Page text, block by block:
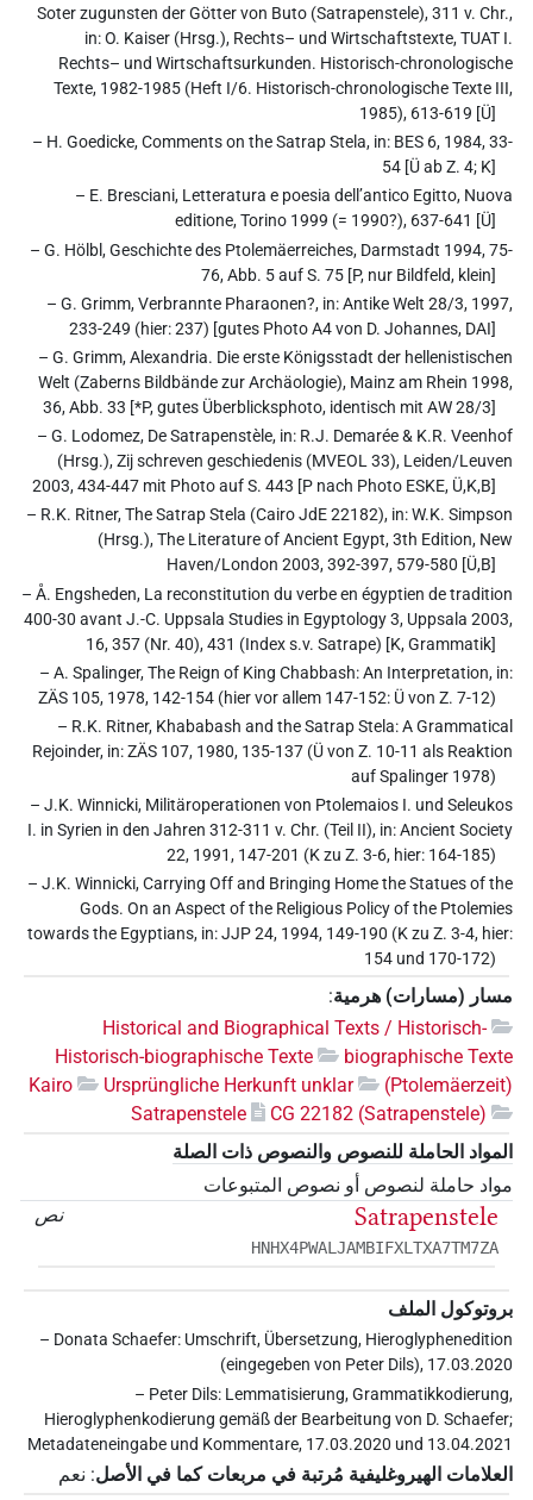
Soter zugunsten der Götter von Buto (Satrapenstele), 311 v. Chr.,
in: O. Kaiser (Hrsg.), Rechts– und Wirtschaftstexte, TUAT I.
Rechts– und Wirtschaftsurkunden. Historisch-chronologische
Texte, 1982-1985 (Heft I/6. Historisch-chronologische Texte III,
1985), 613-619 [Ü]
– H. Goedicke, Comments on the Satrap Stela, in: BES 6, 1984, 33-
54 [Ü ab Z. 4; K]
– E. Bresciani, Letteratura e poesia dell’antico Egitto, Nuova
editione, Torino 1999 (= 1990?), 637-641 [Ü]
– G. Hölbl, Geschichte des Ptolemäerreiches, Darmstadt 1994, 75-
76, Abb. 5 auf S. 75 [P, nur Bildfeld, klein]
– G. Grimm, Verbrannte Pharaonen?, in: Antike Welt 28/3, 1997,
233-249 (hier: 237) [gutes Photo A4 von D. Johannes, DAI]
– G. Grimm, Alexandria. Die erste Königsstadt der hellenistischen
Welt (Zaberns Bildbände zur Archäologie), Mainz am Rhein 1998,
36, Abb. 33 [*P, gutes Überblicksphoto, identisch mit AW 28/3]
– G. Lodomez, De Satrapenstèle, in: R.J. Demarée & K.R. Veenhof
(Hrsg.), Zij schreven geschiedenis (MVEOL 33), Leiden/Leuven
2003, 434-447 mit Photo auf S. 443 [P nach Photo ESKE, Ü,K,B]
– R.K. Ritner, The Satrap Stela (Cairo JdE 22182), in: W.K. Simpson
(Hrsg.), The Literature of Ancient Egypt, 3th Edition, New
Haven/London 2003, 392-397, 579-580 [Ü,B]
– Å. Engsheden, La reconstitution du verbe en égyptien de tradition
400-30 avant J.-C. Uppsala Studies in Egyptology 3, Uppsala 2003,
16, 357 (Nr. 40), 431 (Index s.v. Satrape) [K, Grammatik]
– A. Spalinger, The Reign of King Chabbash: An Interpretation, in:
ZÄS 105, 1978, 142-154 (hier vor allem 147-152: Ü von Z. 7-12)
– R.K. Ritner, Khababash and the Satrap Stela: A Grammatical
Rejoinder, in: ZÄS 107, 1980, 135-137 (Ü von Z. 10-11 als Reaktion
auf Spalinger 1978)
– J.K. Winnicki, Militäroperationen von Ptolemaios I. und Seleukos
I. in Syrien in den Jahren 312-311 v. Chr. (Teil II), in: Ancient Society
22, 1991, 147-201 (K zu Z. 3-6, hier: 164-185)
– J.K. Winnicki, Carrying Off and Bringing Home the Statues of the
Gods. On an Aspect of the Religious Policy of the Ptolemies
towards the Egyptians, in: JJP 24, 1994, 149-190 (K zu Z. 3-4, hier:
154 und 170-172)
مسار (مسارات) هرمية:
Historical and Biographical Texts / Historisch-
biographische Texte
Historisch-biographische Texte
(Ptolemäerzeit)
Ursprüngliche Herkunft unklar
Kairo
CG 22182 (Satrapenstele)
Satrapenstele
المواد الحاملة للنصوص والنصوص ذات الصلة
مواد حاملة لنصوص أو نصوص المتبوعات
نص
Satrapenstele
HNHX4PWALJAMBIFXLTXA7TM7ZA
بروتوكول الملف
– Donata Schaefer: Umschrift, Übersetzung, Hieroglyphenedition
(eingegeben von Peter Dils), 17.03.2020
– Peter Dils: Lemmatisierung, Grammatikkodierung,
Hieroglyphenkodierung gemäß der Bearbeitung von D. Schaefer;
Metadateneingabe und Kommentare, 17.03.2020 und 13.04.2021
العلامات الهيروغليفية مُرتبة في مربعات كما في الأصل: نعم